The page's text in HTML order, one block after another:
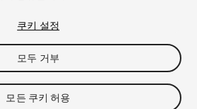
쿠키 설정
모두 거부
모든 쿠키 허용